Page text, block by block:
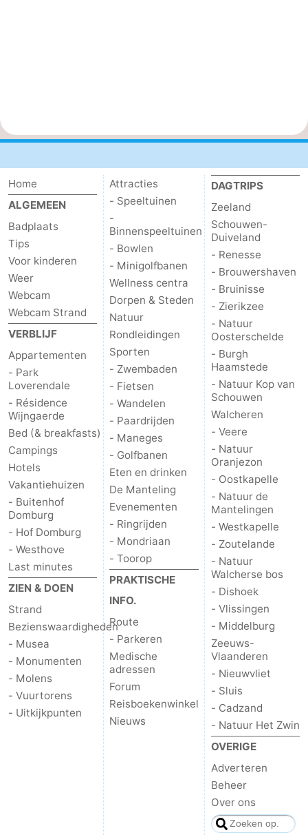
Home
ALGEMEEN
Badplaats
Tips
Voor kinderen
Weer
Webcam
Webcam Strand
VERBLIJF
Appartementen
- Park
Loverendale
- Résidence
Wijngaerde
Bed (& breakfasts)
Campings
Hotels
Vakantiehuizen
- Buitenhof
Domburg
- Hof Domburg
- Westhove
Last minutes
ZIEN & DOEN
Strand
Bezienswaardigheden
- Musea
- Monumenten
- Molens
- Vuurtorens
- Uitkijkpunten
Attracties
- Speeltuinen
-
Binnenspeeltuinen
- Bowlen
- Minigolfbanen
Wellness centra
Dorpen & Steden
Natuur
Rondleidingen
Sporten
- Zwembaden
- Fietsen
- Wandelen
- Paardrijden
- Maneges
- Golfbanen
Eten en drinken
De Manteling
Evenementen
- Ringrijden
- Mondriaan
- Toorop
PRAKTISCHE
INFO.
Route
- Parkeren
Medische
adressen
Forum
Reisboekenwinkel
Nieuws
DAGTRIPS
Zeeland
Schouwen-
Duiveland
- Renesse
- Brouwershaven
- Bruinisse
- Zierikzee
- Natuur
Oosterschelde
- Burgh
Haamstede
- Natuur Kop van
Schouwen
Walcheren
- Veere
- Natuur
Oranjezon
- Oostkapelle
- Natuur de
Mantelingen
- Westkapelle
- Zoutelande
- Natuur
Walcherse bos
- Dishoek
- Vlissingen
- Middelburg
Zeeuws-
Vlaanderen
- Nieuwvliet
- Sluis
- Cadzand
- Natuur Het Zwin
OVERIGE
Adverteren
Beheer
Over ons